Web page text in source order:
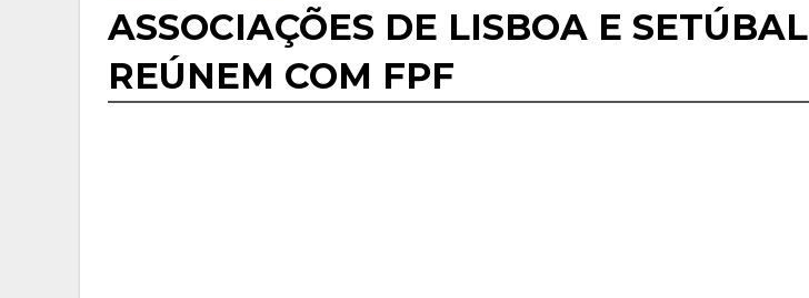
ASSOCIAÇÕES DE LISBOA E SETÚBAL
REÚNEM COM FPF